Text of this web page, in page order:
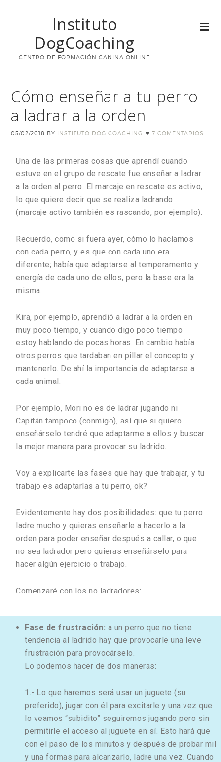
Instituto
DogCoaching
CENTRO DE FORMACIÓN CANINA ONLINE
Cómo enseñar a tu perro
a ladrar a la orden
05/02/2018 BY INSTITUTO DOG COACHING 7 COMENTARIOS
Una de las primeras cosas que aprendí cuando
estuve en el grupo de rescate fue enseñar a ladrar
a la orden al perro. El marcaje en rescate es activo,
lo que quiere decir que se realiza ladrando
(marcaje activo también es rascando, por ejemplo).
Recuerdo, como si fuera ayer, cómo lo hacíamos
con cada perro, y es que con cada uno era
diferente; había que adaptarse al temperamento y
energía de cada uno de ellos, pero la base era la
misma.
Kira, por ejemplo, aprendió a ladrar a la orden en
muy poco tiempo, y cuando digo poco tiempo
estoy hablando de pocas horas. En cambio había
otros perros que tardaban en pillar el concepto y
mantenerlo. De ahí la importancia de adaptarse a
cada animal.
Por ejemplo, Mori no es de ladrar jugando ni
Capitán tampoco (conmigo), así que si quiero
enseñárselo tendré que adaptarme a ellos y buscar
la mejor manera para provocar su ladrido.
Voy a explicarte las fases que hay que trabajar, y tu
trabajo es adaptarlas a tu perro, ok?
Evidentemente hay dos posibilidades: que tu perro
ladre mucho y quieras enseñarle a hacerlo a la
orden para poder enseñar después a callar, o que
no sea ladrador pero quieras enseñárselo para
hacer algún ejercicio o trabajo.
Comenzaré con los no ladradores:
Fase de frustración: a un perro que no tiene
tendencia al ladrido hay que provocarle una leve
frustración para provocárselo.
Lo podemos hacer de dos maneras:
1.- Lo que haremos será usar un juguete (su
preferido), jugar con él para excitarle y una vez que
lo veamos “subidito” seguiremos jugando pero sin
permitirle el acceso al juguete en sí. Esto hará que
con el paso de los minutos y después de probar mil
y una formas para alcanzarlo, ladre una vez. Cuando